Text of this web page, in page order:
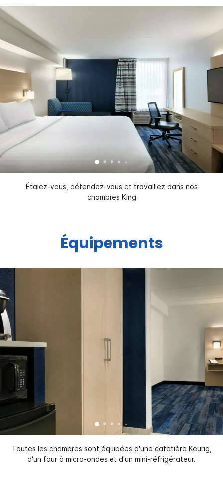
Étalez-vous, détendez-vous et travaillez dans nos
chambres King
Équipements
Toutes les chambres sont équipées d'une cafetière Keurig,
d'un four à micro-ondes et d'un mini-réfrigérateur.